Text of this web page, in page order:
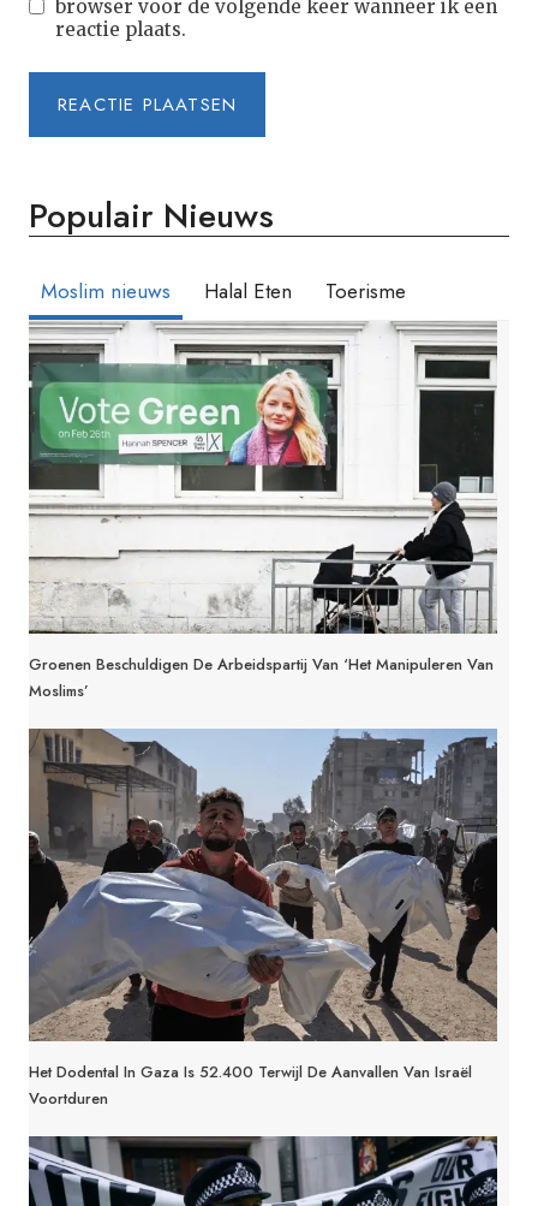
browser voor de volgende keer wanneer ik een
reactie plaats.
Populair Nieuws
Moslim nieuws Halal Eten Toerisme
Groenen Beschuldigen De Arbeidspartij Van ‘het Manipuleren Van
Moslims’
Het Dodental In Gaza Is 52.400 Terwijl De Aanvallen Van Israël
Voortduren